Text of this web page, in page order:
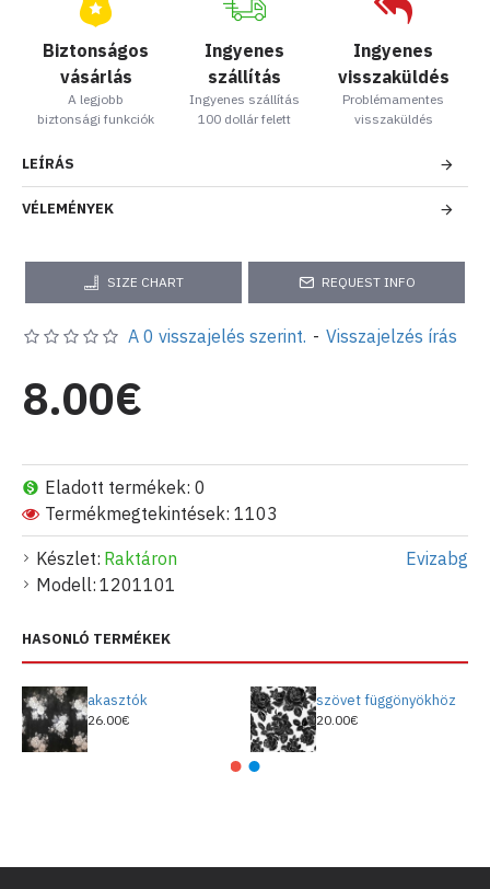
Biztonságos
vásárlás
A legjobb
biztonsági funkciók
Ingyenes
szállítás
Ingyenes szállítás
100 dollár felett
Ingyenes
visszaküldés
Problémamentes
visszaküldés
LEÍRÁS
VÉLEMÉNYEK
SIZE CHART REQUEST INFO
Készlet: Raktáron
Modell: 1201101
Evizabg
Eladott termékek: 0
Termékmegtekintések: 1103
A 0 visszajelés szerint. - Visszajelzés írás
8.00€
HASONLÓ TERMÉKEK
akasztók
26.00€
szövet függönyökhöz
20.00€